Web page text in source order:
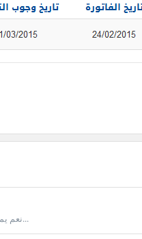
نعم يمكنك تجديد النطاق باي وقت من خلال حسابك توجة للنطاقات من ثم تجديد النطاقات ستجد...